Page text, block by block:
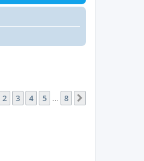
1 de
2 3 4 5 8